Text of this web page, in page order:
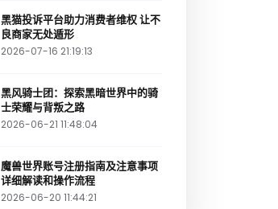
黑猫投诉平台助力消费者维权 让不
良商家无处遁形
2026-07-16 21:19:13
黑风骑士团：探索黑暗世界中的骑
士荣耀与背叛之路
2026-06-21 11:48:04
魔兽世界账号注册指南及注意事项
详细解读和操作流程
2026-06-20 11:44:21